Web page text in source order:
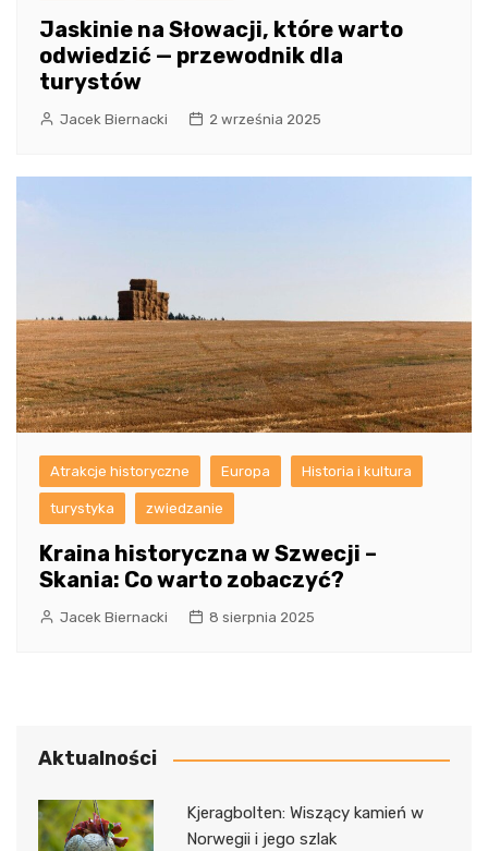
Jaskinie na Słowacji, które warto
odwiedzić — przewodnik dla
turystów
Jacek Biernacki 2 września 2025
Atrakcje historyczne Europa Historia i kultura
turystyka zwiedzanie
Kraina historyczna w Szwecji –
Skania: Co warto zobaczyć?
Jacek Biernacki 8 sierpnia 2025
Aktualności
Kjeragbolten: Wiszący kamień w
Norwegii i jego szlak